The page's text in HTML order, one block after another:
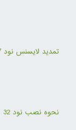
تمدید لایسنس نود ۳۲
نحوه نصب نود 32